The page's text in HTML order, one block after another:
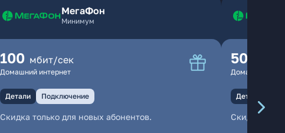
МегаФон
Минимум
100 мбит/сек
Домашний интернет
Детали Подключение
Скидка только для новых абонентов.
500
Домашний
Детали
Скидка